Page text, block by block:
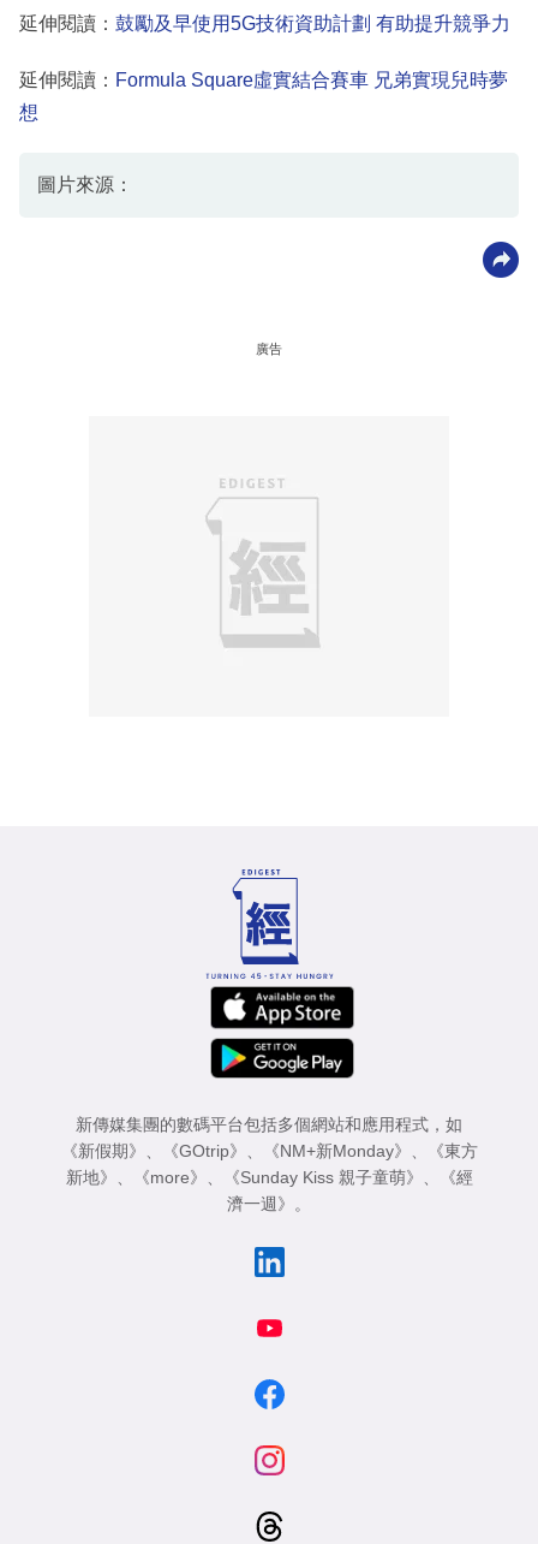
延伸閱讀： 鼓勵及早使用5G技術資助計劃 有助提升競爭力
延伸閱讀： Formula Square虛實結合賽車 兄弟實現兒時夢
想
圖片來源：
廣告
新傳媒集團的數碼平台包括多個網站和應用程式，如
《新假期》
《GOtrip》 《NM+新Monday》
《東方
新地》
《more》 《Sunday Kiss 親子童萌》
《經
濟一週》
。